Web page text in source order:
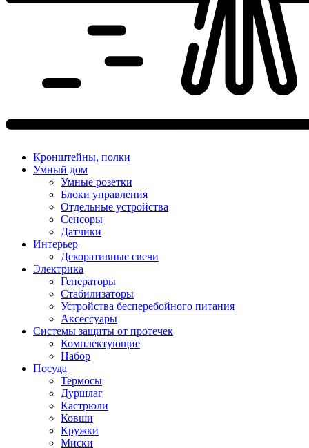
Кронштейны, полки
Умный дом
Умные розетки
Блоки управления
Отдельные устройства
Сенсоры
Датчики
Интерьер
Декоративные свечи
Электрика
Генераторы
Стабилизаторы
Устройства бесперебойного питания
Аксессуары
Системы защиты от протечек
Комплектующие
Набор
Посуда
Термосы
Дуршлаг
Кастрюли
Ковши
Кружки
Миски